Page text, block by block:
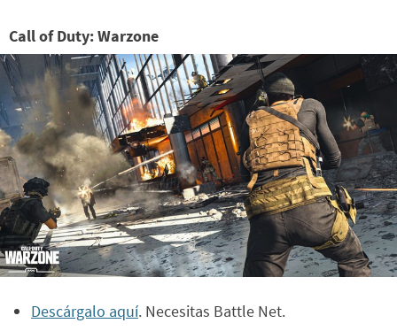
Call of Duty: Warzone
Descárgalo aquí. Necesitas Battle Net.